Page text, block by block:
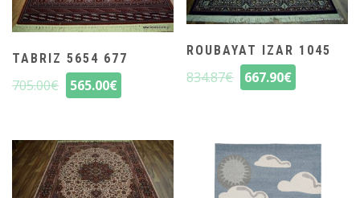
TABRIZ 5654 677
705.00€ 565.00€
ROUBAYAT IZAR 1045
834.87€ 667.90€